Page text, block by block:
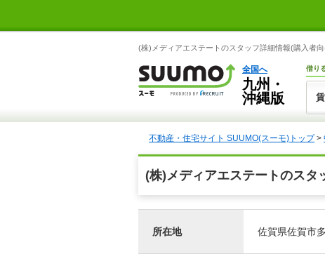
(株)メディアエステートのスタッフ詳細情報(購入者
全国へ
九州・
沖縄版
借り
不動産・住宅サイト SUUMO(スーモ)トップ>
(株)メディアエステートのスタ
所在地 佐賀県佐賀市